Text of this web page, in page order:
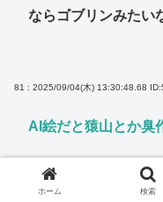
ならゴブリンみたい
81 : 2025/09/04(木) 13:30:48.68
AI絵だと猿山とか臭
ホーム 検索